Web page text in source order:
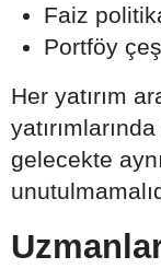
Faiz
Portföy
Her yatırım
gelecekte